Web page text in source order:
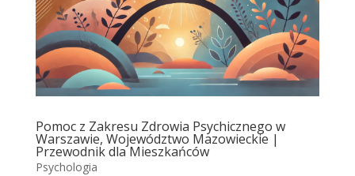
Pomoc z Zakresu Zdrowia Psychicznego w
Warszawie, Województwo Mazowieckie |
Przewodnik dla Mieszkańców
Psychologia